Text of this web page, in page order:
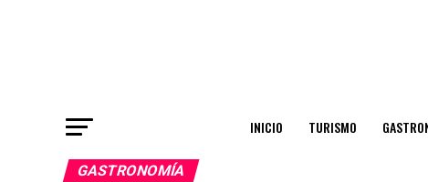
INICIO TURISMO
GASTRONOMÍA